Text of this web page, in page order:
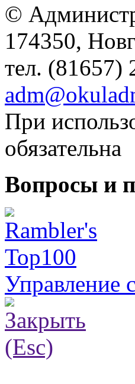
©
174350,
тел. (81657)
При
обязательна
Вопросы и
Управление